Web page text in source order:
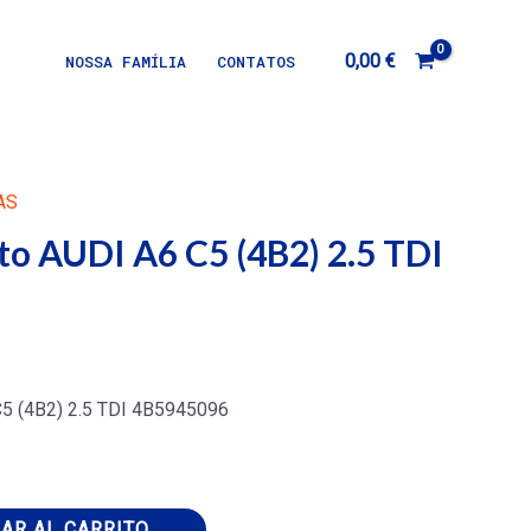
NOSSA FAMÍLIA CONTATOS 0,00 €
AUDI A6 C5 (4B2) 2.5 TDI
(4B2) 2.5 TDI 4B5945096